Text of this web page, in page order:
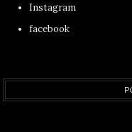
Instagram
facebook